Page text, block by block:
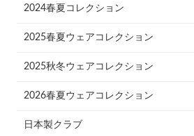
2024春夏コレクション
2025春夏ウェアコレクション
2025秋冬ウェアコレクション
2026春夏ウェアコレクション
日本製クラブ